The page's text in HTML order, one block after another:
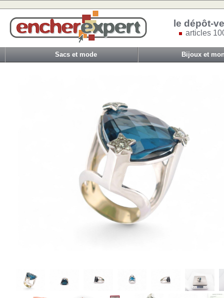
le dépôt-
articles
Sacs et mode Bijoux et